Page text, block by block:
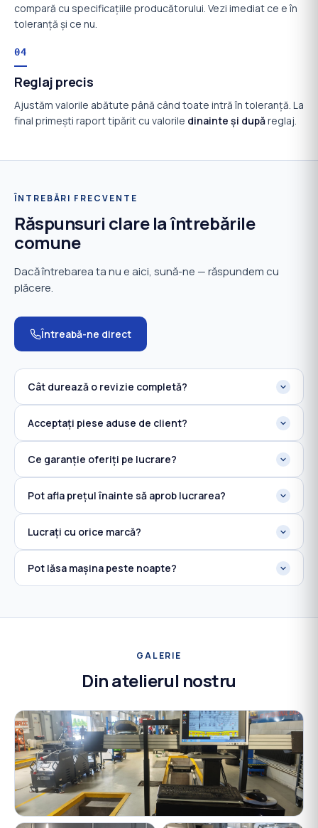
compară cu specificațiile producătorului. Vezi imediat ce e în
toleranță și ce nu.
04
Reglaj precis
Ajustăm valorile abătute până când toate intră în toleranță. La
final primești raport tipărit cu valorile dinainte și dupăreglaj.
ÎNTREBĂRI FRECVENTE
Răspunsuri clare la întrebările
comune
Dacă întrebarea ta nu e aici, sună-ne — răspundem cu
plăcere.
Întreabă-ne direct
Cât durează o revizie completă?
Acceptați piese aduse de client?
Ce garanție oferiți pe lucrare?
Pot afla prețul înainte să aprob lucrarea?
Lucrați cu orice marcă?
Pot lăsa mașina peste noapte?
GALERIE
Din atelierul nostru